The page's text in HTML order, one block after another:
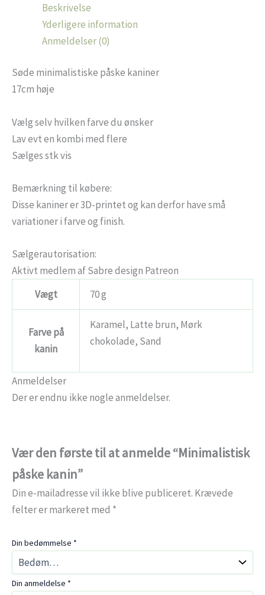
Beskrivelse
Yderligere information
Anmeldelser (0)
Søde minimalistiske påske kaniner
17cm høje
Vælg selv hvilken farve du ønsker
Lav evt en kombi med flere
Sælges stk vis
Bemærkning til købere:
Disse kaniner er 3D-printet og kan derfor have små
variationer i farve og finish.
Sælgerautorisation:
Aktivt medlem af Sabre design Patreon
Vægt
70 g
Farve på
kanin
Karamel, Latte brun, Mørk
chokolade, Sand
Anmeldelser
Der er endnu ikke nogle anmeldelser.
Vær den første til at anmelde “Minimalistisk
påske kanin”
Din e-mailadresse vil ikke blive publiceret. Krævede
felter er markeret med *
Din bedømmelse *
Din anmeldelse *